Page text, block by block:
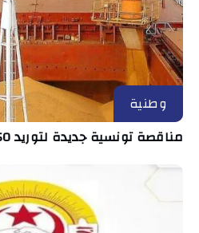
وطنية
مناقصة تونسية جديدة لتوريد 50 ألف طن من علف الذرة